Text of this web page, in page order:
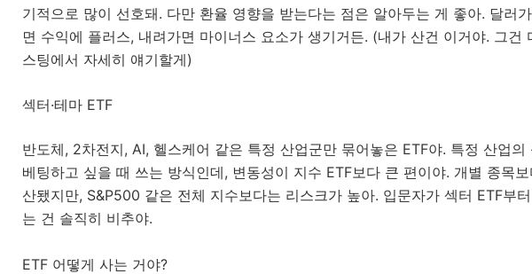
기적으로 많이 선호돼. 다만 환율 영향을 받는다는 점은 알아두는 게 좋아. 달러
면 수익에 플러스, 내려가면 마이너스 요소가 생기거든. (내가 산건 이거야. 그건
스팅에서 자세히 얘기할게)
섹터·테마 ETF
반도체, 2차전지, AI, 헬스케어 같은 특정 산업군만 묶어놓은 ETF야. 특정 산업의
베팅하고 싶을 때 쓰는 방식인데, 변동성이 지수 ETF보다 큰 편이야. 개별 종목
산됐지만, S&P500 같은 전체 지수보다는 리스크가 높아. 입문자가 섹터 ETF부
는 건 솔직히 비추야.
ETF 어떻게 사는 거야?